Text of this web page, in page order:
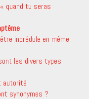
quand tu seras
incrédule en même
les divers types
autorité
synonymes ?